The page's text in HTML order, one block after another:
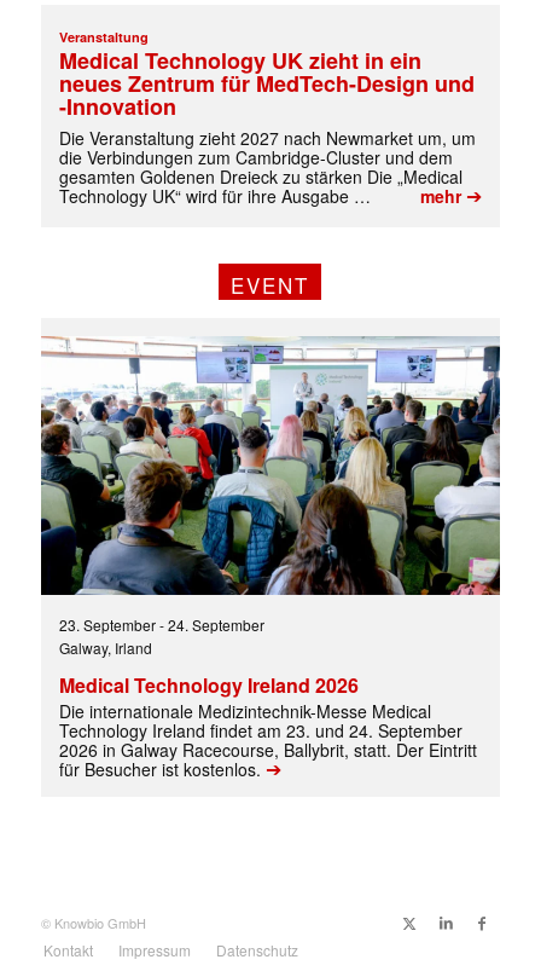
✕
Veranstaltung
Medical Technology UK zieht in ein
neues Zentrum für MedTech-Design und
-Innovation
Die Veranstaltung zieht 2027 nach Newmarket um, um
die Verbindungen zum Cambridge-Cluster und dem
gesamten Goldenen Dreieck zu stärken Die „Medical
Technology UK“ wird für ihre Ausgabe …
mehr➔
EVENT
23. September-24. September
Galway, Irland
Medical Technology Ireland 2026
Die internationale Medizintechnik-Messe Medical
Technology Ireland findet am 23. und 24. September
2026 in Galway Racecourse, Ballybrit, statt. Der Eintritt
für Besucher ist kostenlos. ➔
© Knowbio GmbH
Kontakt Impressum Datenschutz